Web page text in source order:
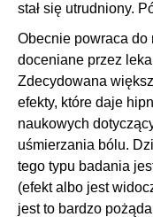
stał się utrudniony.
Obecnie powraca do
doceniane przez
Zdecydowana
efekty, które daje
naukowych
uśmierzania bólu.
tego typu badania
(efekt albo jest
jest to bardzo